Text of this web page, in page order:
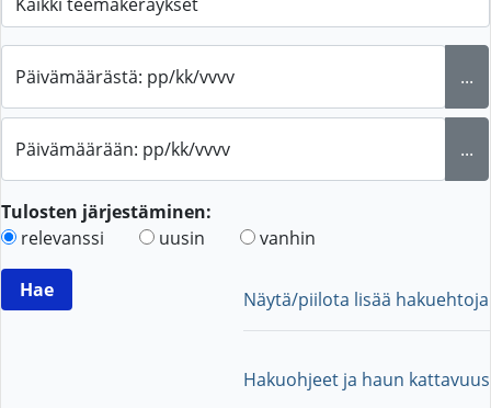
Päivämäärästä: pp/kk/vvvv ...
Päivämäärään: pp/kk/vvvv ...
Tulosten järjestäminen:
relevanssi
uusin vanhin
Näytä/piilota lisää hakuehtoja
Hakuohjeet ja haun kattavuus